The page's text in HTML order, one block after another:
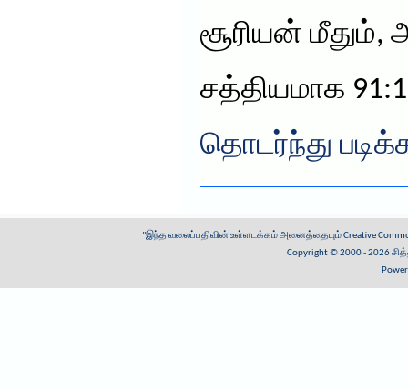
சூரியன்
சத்தியமாக
தொடர்ந்து
"இந்த வலைப்பதிவின் உள்ளடக்கம் அனைத்தையும்Creative
Copyright © 2000 - 2026